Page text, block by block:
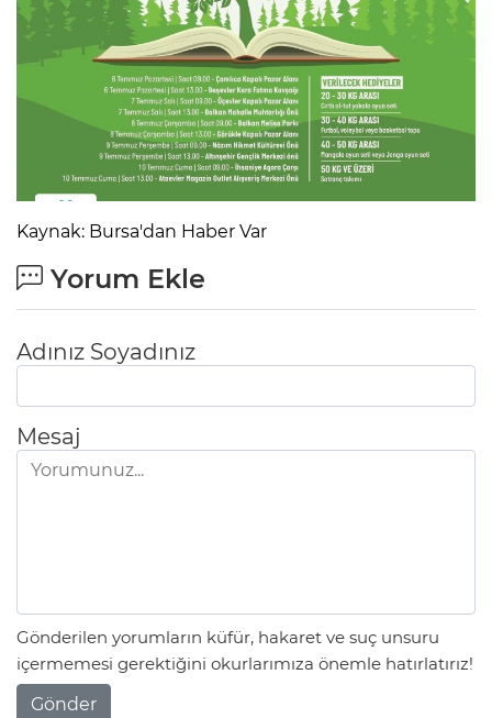
Kaynak: Bursa'dan Haber Var
Yorum Ekle
Adınız Soyadınız
Mesaj
Gönderilen yorumların küfür, hakaret ve suç unsuru
içermemesi gerektiğini okurlarımıza önemle hatırlatırız!
Gönder